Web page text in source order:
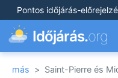
Pontos időjárás-
Időjárás.org
más > Saint-Pierre és